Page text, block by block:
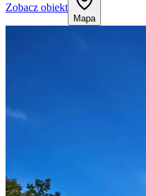
Zobacz obiekt
Mapa